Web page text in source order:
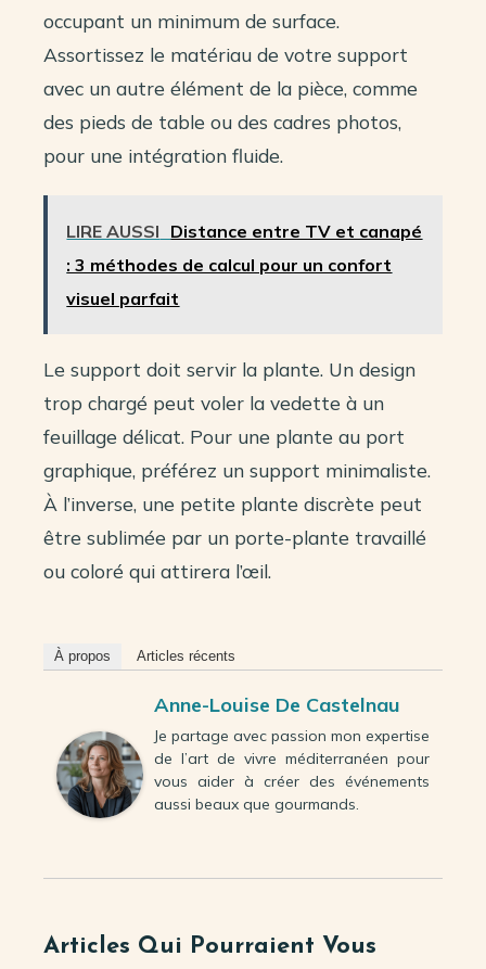
occupant un minimum de surface.
Assortissez le matériau de votre support
avec un autre élément de la pièce, comme
des pieds de table ou des cadres photos,
pour une intégration fluide.
LIRE AUSSI Distance entre TV et canapé
: 3 méthodes de calcul pour un confort
visuel parfait
Le support doit servir la plante. Un design
trop chargé peut voler la vedette à un
feuillage délicat. Pour une plante au port
graphique, préférez un support minimaliste.
À l’inverse, une petite plante discrète peut
être sublimée par un porte-plante travaillé
ou coloré qui attirera l’œil.
À propos Articles récents
Anne-Louise De Castelnau
Je partage avec passion mon expertise
de l’art de vivre méditerranéen pour
vous aider à créer des événements
aussi beaux que gourmands.
Articles Qui Pourraient Vous